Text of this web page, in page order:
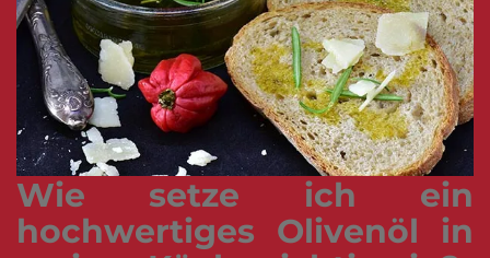
Wie setze ich ein
hochwertiges Olivenöl in